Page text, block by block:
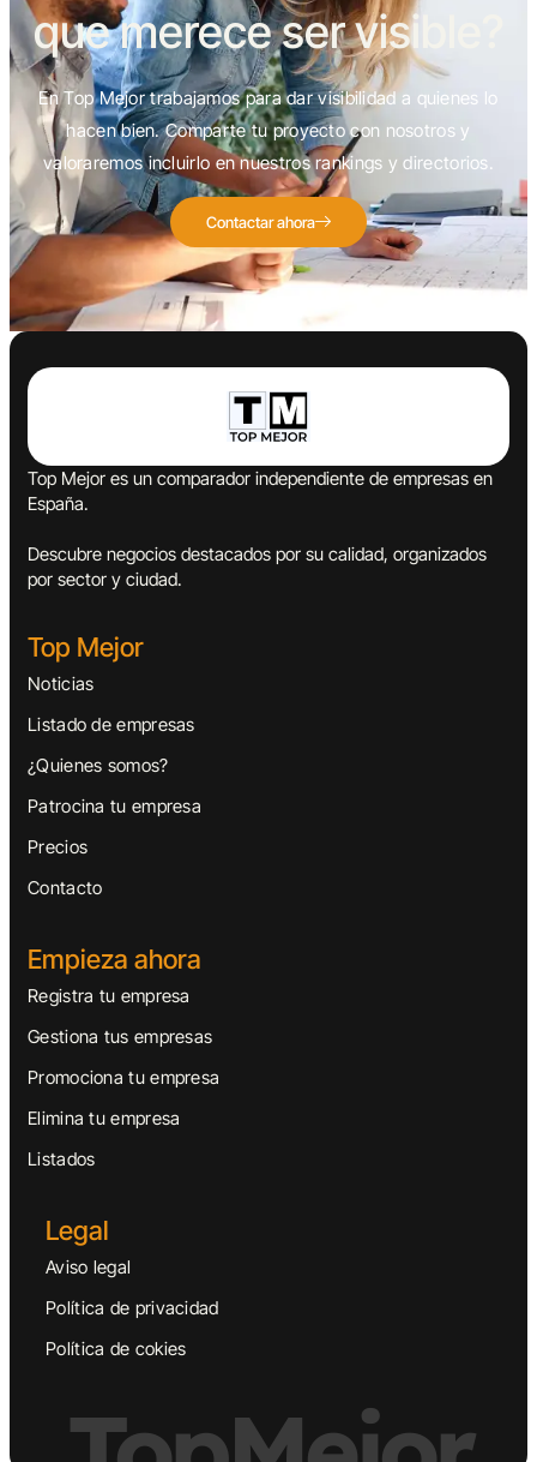
que merece ser visible?
En Top Mejor trabajamos para dar visibilidad a quienes lo
hacen bien. Comparte tu proyecto con nosotros y
valoraremos incluirlo en nuestros rankings y directorios.
Contactar ahora
Top Mejor es un comparador independiente de empresas en
España.
Descubre negocios destacados por su calidad, organizados
por sector y ciudad.
Top Mejor
Noticias
Listado de empresas
¿Quienes somos?
Patrocina tu empresa
Precios
Contacto
Empieza ahora
Registra tu empresa
Gestiona tus empresas
Promociona tu empresa
Elimina tu empresa
Listados
Legal
Aviso legal
Política de privacidad
Política de cokies